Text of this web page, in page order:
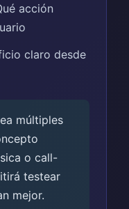
acción
claro desde
múltiples
o call-
testear
mejor.